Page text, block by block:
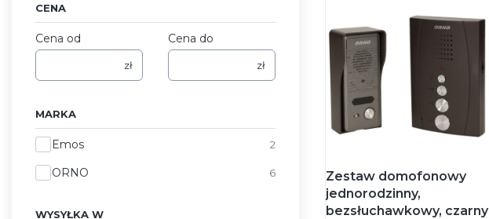
CENA
Cena od
zł
Cena do
zł
MARKA
Marka
Emos 2
ORNO 6
WYSYŁKA W
Zestaw domofonowy
jednorodzinny,
bezsłuchawkowy, czarny